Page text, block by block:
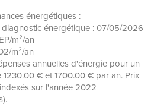
énergétiques :
énergétique : 07/05/2026
m²/an
m²/an
annuelles d'énergie pour un
€ et 1700.00 € par an. Prix
sur l'année 2022